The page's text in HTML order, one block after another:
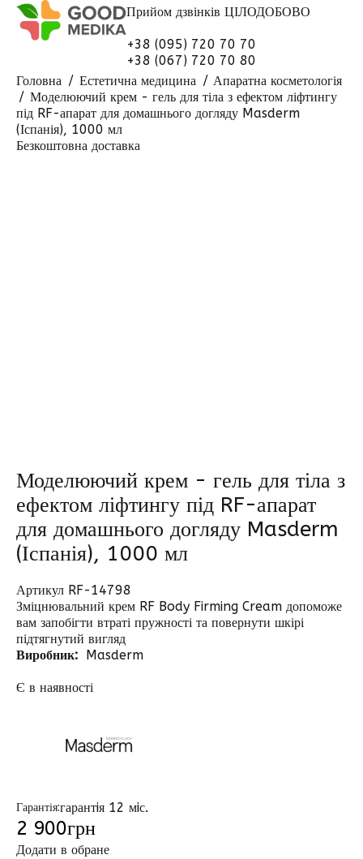
Прийом дзвінків ЦІЛОДОБОВО
+38 (095) 720 70 70
+38 (067) 720 70 80
Головна
Естетична медицина
Апаратна косметологія
Моделюючий крем - гель для тіла з ефектом ліфтингу
під RF-апарат для домашнього догляду Masderm
(Іспанія), 1000 мл
Безкоштовна доставка
Моделюючий крем - гель для тіла з
ефектом ліфтингу під RF-апарат
для домашнього догляду Masderm
(Іспанія), 1000 мл
Артикул RF-14798
Зміцнювальний крем RF Body Firming Cream допоможе
вам запобігти втраті пружності та повернути шкірі
підтягнутий вигляд
Виробник: Masderm
Є в наявності
Гарантія:гарантiя 12 мiс.
2 900грн
Додати в обране